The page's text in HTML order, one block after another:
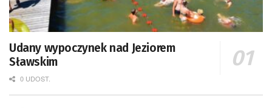
Udany wypoczynek nad Jeziorem
Sławskim
0 UDOST.